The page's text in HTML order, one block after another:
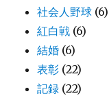
社会人野球 (6)
紅白戦 (6)
結婚 (6)
表彰 (22)
記録 (22)